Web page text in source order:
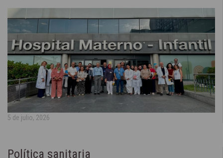
5 de julio, 2026
Política sanitaria